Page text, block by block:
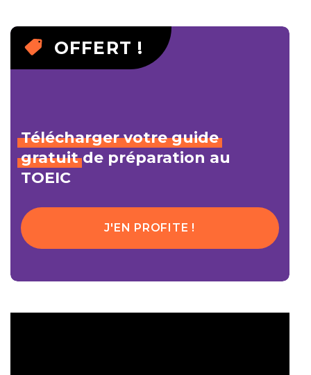
OFFERT !
Télécharger votre guide
gratuitde préparation au
TOEIC
J'EN PROFITE !